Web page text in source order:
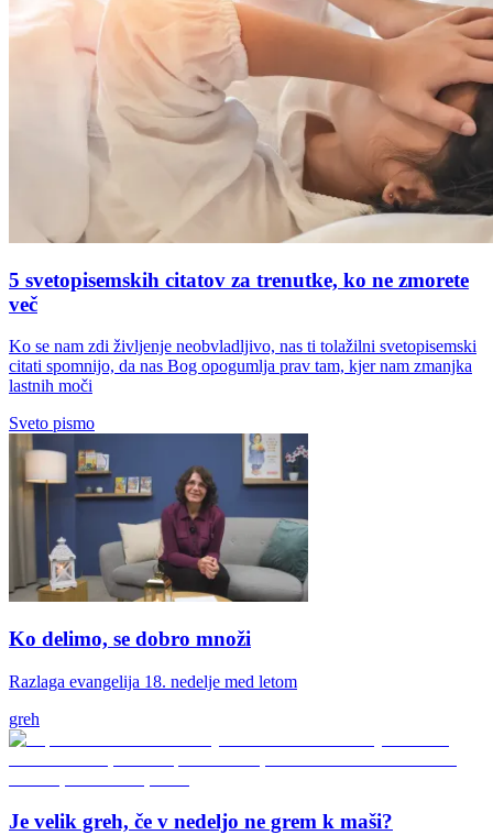
5 svetopisemskih citatov za trenutke, ko ne zmorete
več
Ko se nam zdi življenje neobvladljivo, nas ti tolažilni svetopisemski
citati spomnijo, da nas Bog opogumlja prav tam, kjer nam zmanjka
lastnih moči
Sveto pismo
Ko delimo, se dobro množi
Razlaga evangelija 18. nedelje med letom
greh
Je velik greh, če v nedeljo ne grem k maši?